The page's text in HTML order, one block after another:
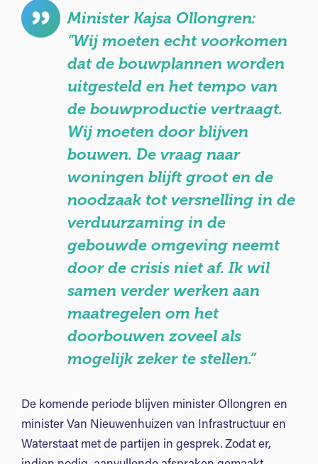
Minister Kajsa Ollongren:
”Wij moeten echt voorkomen
dat de bouwplannen worden
uitgesteld en het tempo van
de bouwproductie vertraagt.
Wij moeten door blijven
bouwen. De vraag naar
woningen blijft groot en de
noodzaak tot versnelling in de
verduurzaming in de
gebouwde omgeving neemt
door de crisis niet af. Ik wil
samen verder werken aan
maatregelen om het
doorbouwen zoveel als
mogelijk zeker te stellen.”
De komende periode blijven minister Ollongren en
minister Van Nieuwenhuizen van Infrastructuur en
Waterstaat met de partijen in gesprek. Zodat er,